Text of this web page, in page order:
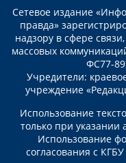
Сетевое издание
правда»
надзору в сфере
массовых
ФС77-
Учредители:
учреждение
Использование
только при указании
Использование
согласования с